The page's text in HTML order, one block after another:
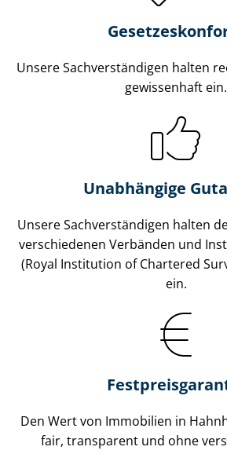
Unsere Sach­ver­stän­di­gen halten
gewissenhaft ein.
Unabhängige
Unsere Sach­ver­stän­di­gen halten
verschiedenen Verbänden und
(Royal Institution of Chartered
ein.
Den Wert von Immobilien in
fair, transparent und ohne